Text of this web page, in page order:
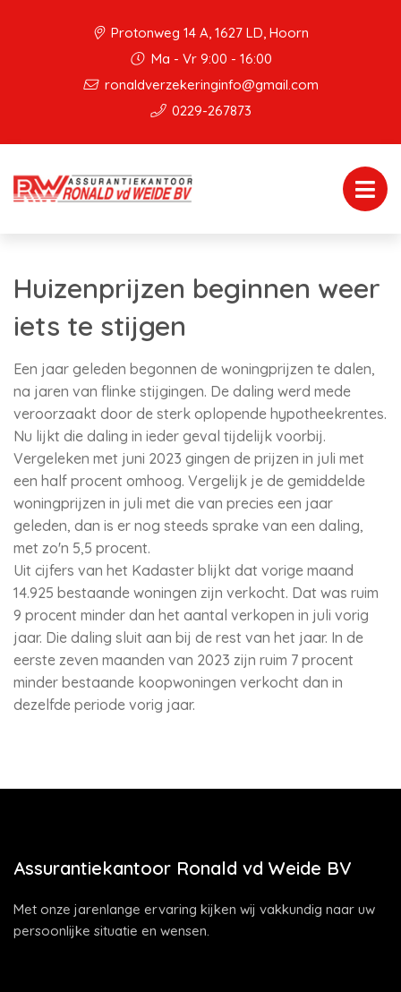
Protonweg 14 A, 1627 LD, Hoorn
Ma - Vr 9:00 - 16:00
ronaldverzekeringinfo@gmail.com
0229-267873
Huizenprijzen beginnen weer
iets te stijgen
Een jaar geleden begonnen de woningprijzen te dalen,
na jaren van flinke stijgingen. De daling werd mede
veroorzaakt door de sterk oplopende hypotheekrentes.
Nu lijkt die daling in ieder geval tijdelijk voorbij.
Vergeleken met juni 2023 gingen de prijzen in juli met
een half procent omhoog. Vergelijk je de gemiddelde
woningprijzen in juli met die van precies een jaar
geleden, dan is er nog steeds sprake van een daling,
met zo'n 5,5 procent.
Uit cijfers van het Kadaster blijkt dat vorige maand
14.925 bestaande woningen zijn verkocht. Dat was ruim
9 procent minder dan het aantal verkopen in juli vorig
jaar. Die daling sluit aan bij de rest van het jaar. In de
eerste zeven maanden van 2023 zijn ruim 7 procent
minder bestaande koopwoningen verkocht dan in
dezelfde periode vorig jaar.
Assurantiekantoor Ronald vd Weide BV
Met onze jarenlange ervaring kijken wij vakkundig naar uw
persoonlijke situatie en wensen.